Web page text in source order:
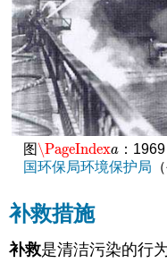
图\PageIndexa
\PageIndexa ：
国环保局环境保护局
补救措施
补救是清洁污染的行